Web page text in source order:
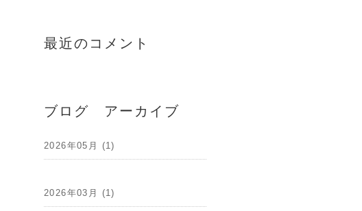
最近のコメント
ブログ アーカイブ
2026年05月 (1)
2026年03月 (1)